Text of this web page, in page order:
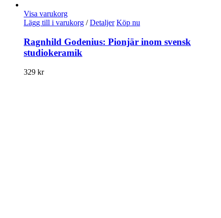
Visa varukorg
Lägg till i varukorg / Detaljer Köp nu
Ragnhild Godenius: Pionjär inom svensk
studiokeramik
329 kr